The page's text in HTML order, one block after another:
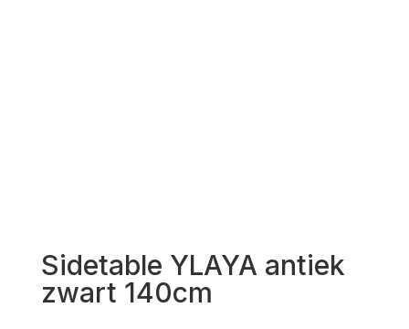
Sidetable YLAYA antiek
zwart 140cm